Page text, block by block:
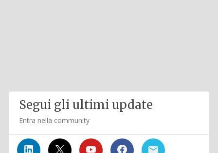
Segui gli ultimi update
Entra nella community